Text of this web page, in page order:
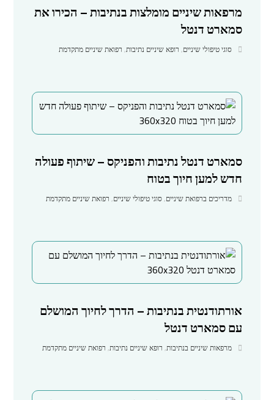
מרפאות שיניים מומלצות בנתיבות – הכירו את
סמארט דנטל
סוגי טיפולי שיניים,רופא שיניים נתיבות,רפואת שיניים מתקדמת
סמארט דנטל נתיבות והפניקס – שיתוף פעולה
חדש למען חיוך בטוח
מדריכים ברפואת שיניים,סוגי טיפולי שיניים,רפואת שיניים מתקדמת
אורתודנטית בנתיבות – הדרך לחיוך המושלם
עם סמארט דנטל
מרפאות שיניים בנתיבות,רופא שיניים נתיבות,רפואת שיניים מתקדמת